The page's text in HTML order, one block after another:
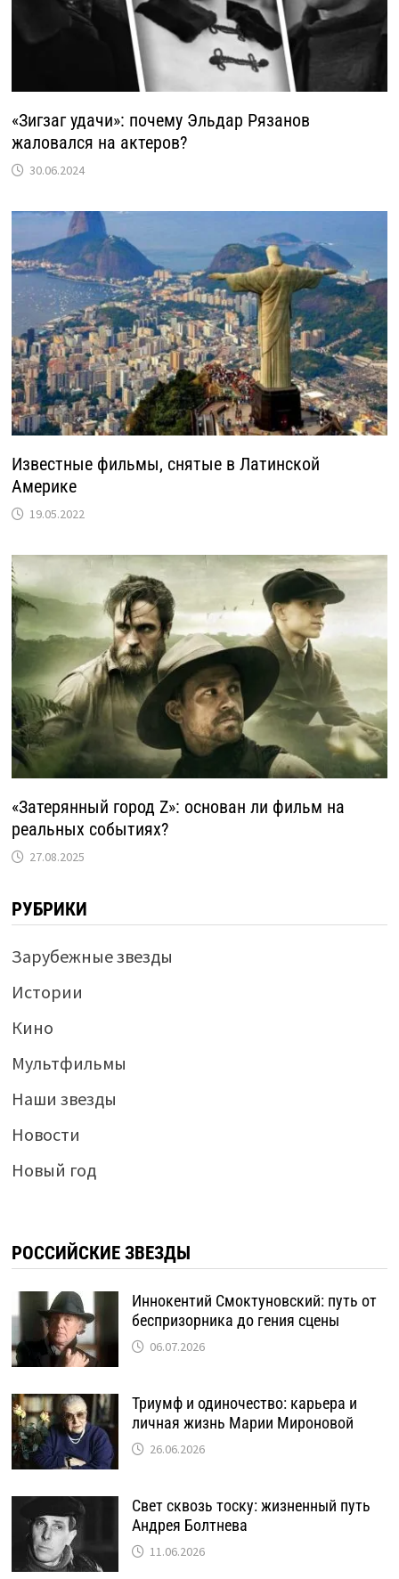
«Зигзаг удачи»: почему Эльдар Рязанов
жаловался на актеров?
30.06.2024
Известные фильмы, снятые в Латинской
Америке
19.05.2022
«Затерянный город Z»: основан ли фильм на
реальных событиях?
27.08.2025
РУБРИКИ
Зарубежные звезды
Истории
Кино
Мультфильмы
Наши звезды
Новости
Новый год
РОССИЙСКИЕ ЗВЕЗДЫ
Иннокентий Смоктуновский: путь от
беспризорника до гения сцены
06.07.2026
Триумф и одиночество: карьера и
личная жизнь Марии Мироновой
26.06.2026
Свет сквозь тоску: жизненный путь
Андрея Болтнева
11.06.2026